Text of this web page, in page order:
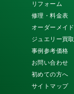
リフォーム
修理・料金表
オーダーメイド
ジュエリー買取
事例参考価格
お問い合わせ
初めての方へ
サイトマップ